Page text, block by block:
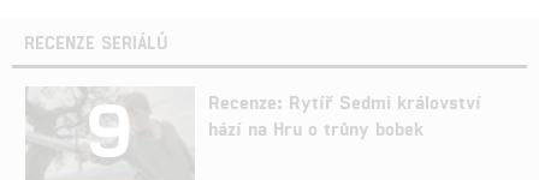
RECENZE SERIÁLŮ
9
Recenze: Rytíř Sedmi království
hází na Hru o trůny bobek